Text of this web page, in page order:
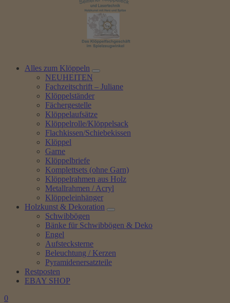
Alles zum Klöppeln
NEUHEITEN
Fachzeitschrift – Juliane
Klöppelständer
Fächergestelle
Klöppelaufsätze
Klöppelrolle/Klöppelsack
Flachkissen/Schiebekissen
Klöppel
Garne
Klöppelbriefe
Komplettsets (ohne Garn)
Klöppelrahmen aus Holz
Metallrahmen / Acryl
Klöppeleinhänger
Holzkunst & Dekoration
Schwibbögen
Bänke für Schwibbögen & Deko
Engel
Aufstecksterne
Beleuchtung / Kerzen
Pyramidenersatzteile
Restposten
EBAY SHOP
0